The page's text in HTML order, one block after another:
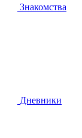
Знакомства
Дневники